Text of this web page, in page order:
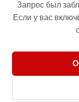
Запрос был
Если у вас